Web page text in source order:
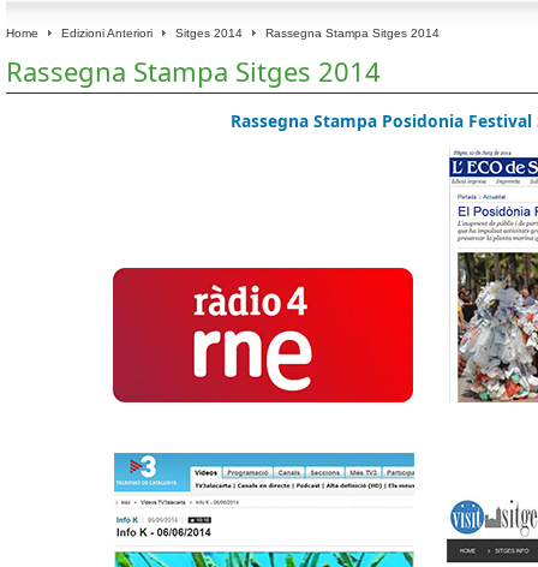
Home Edizioni Anteriori Sitges 2014 Rassegna Stampa Sitges 2014
Rassegna Stampa Sitges 2014
Rassegna Stampa Posidonia Festival